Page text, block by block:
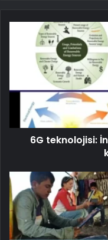
6G teknolojisi: